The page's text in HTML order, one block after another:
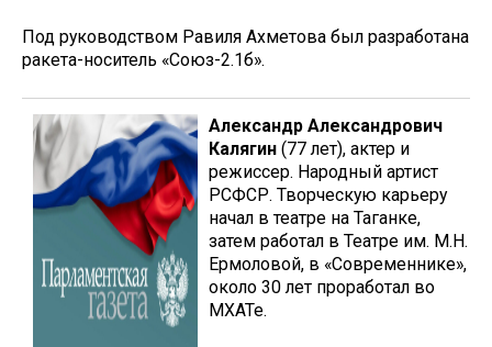
Под руководством Равиля Ахметова был разработана
ракета-носитель «Союз-2.1б».
Александр Александрович
Калягин (77 лет), актер и
режиссер. Народный артист
РСФСР. Творческую карьеру
начал в театре на Таганке,
затем работал в Театре им. М.Н.
Ермоловой, в «Современнике»,
около 30 лет проработал во
МХАТе.